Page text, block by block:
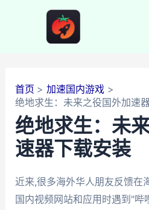
首页
加速国内游戏
绝地求生：未来之役国外加速
绝地求生：未
速器下载安装
近来,很多海外华人朋友反馈在
国内视频网站和应用时遇到"哔